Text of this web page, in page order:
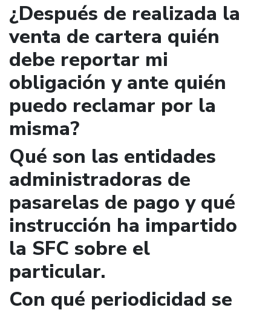
¿Después de realizada la
venta de cartera quién
debe reportar mi
obligación y ante quién
puedo reclamar por la
misma?
Qué son las entidades
administradoras de
pasarelas de pago y qué
instrucción ha impartido
la SFC sobre el
particular.
Con qué periodicidad se